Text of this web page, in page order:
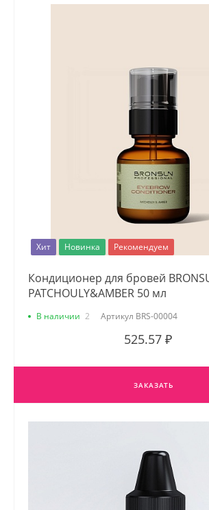
Хит Новинка Рекомендуем
Кондиционер для бровей
PATCHOULY&AMBER 50 мл
В наличии 2 Артикул BRS-00004
525.57 ₽
ЗАКАЗАТЬ